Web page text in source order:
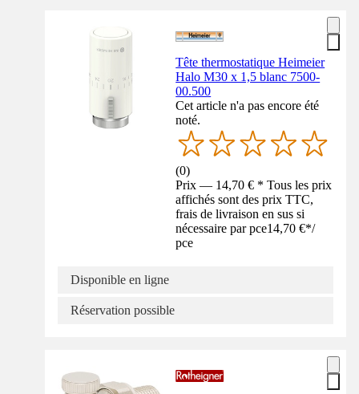
Tête thermostatique Heimeier
Halo M30 x 1,5 blanc 7500-
00.500
Cet article n'a pas encore été
noté.
(0)
Prix — 14,70 € * Tous les prix
affichés sont des prix TTC,
frais de livraison en sus si
nécessaire par pce14,70 €*/
pce
Disponible en ligne
Réservation possible